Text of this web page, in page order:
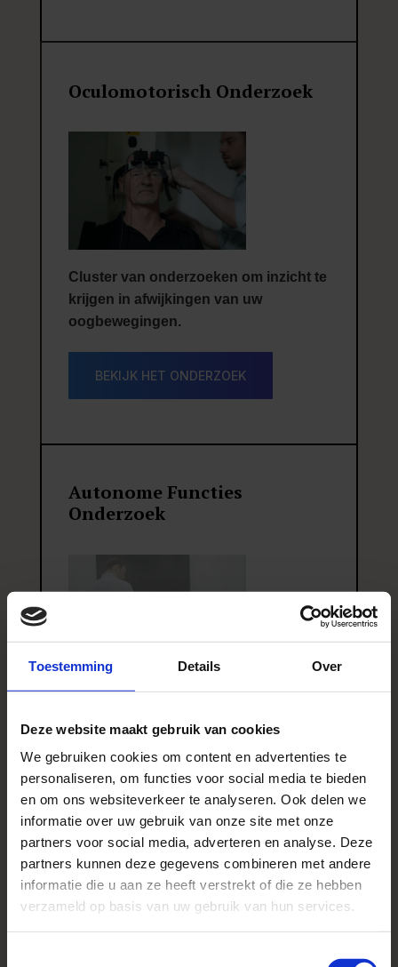
Toestemming Details Over
Deze website maakt gebruik van cookies
We gebruiken cookies om content en advertenties te
personaliseren, om functies voor social media te bieden
en om ons websiteverkeer te analyseren. Ook delen we
informatie over uw gebruik van onze site met onze
partners voor social media, adverteren en analyse. Deze
partners kunnen deze gegevens combineren met andere
informatie die u aan ze heeft verstrekt of die ze hebben
verzameld op basis van uw gebruik van hun services.
Oculomotorisch Onderzoek
Cluster van onderzoeken om inzicht te
krijgen in afwijkingen van uw
oogbewegingen.
BEKIJK HET ONDERZOEK
Autonome Functies
Onderzoek
te krijgen in afwijkingen van
BEKIJK HET ONDERZOEK
Vestibulair Onderzoek